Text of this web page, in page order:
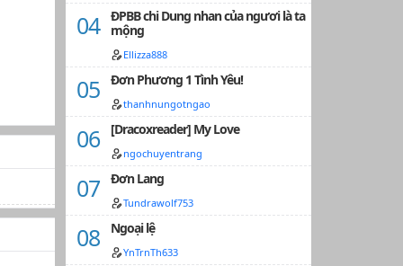
ĐPBB chi Dung nhan của ngươi là ta
mộng
Ellizza888
Đơn Phương 1 Tình Yêu!
thanhnungotngao
[Dracoxreader] My Love
ngochuyentrang
Đơn Lang
Tundrawolf753
Ngoại lệ
YnTrnTh633